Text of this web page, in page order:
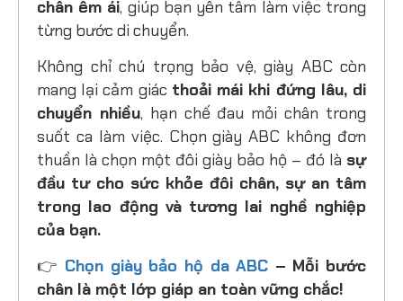
chân êm ái, giúp bạn yên tâm làm việc trong
từng bước di chuyển.
Không chỉ chú trọng bảo vệ, giày ABC còn
mang lại cảm giác thoải mái khi đứng lâu, di
chuyển nhiều, hạn chế đau mỏi chân trong
suốt ca làm việc. Chọn giày ABC không đơn
thuần là chọn một đôi giày bảo hộ – đó là sự
đầu tư cho sức khỏe đôi chân, sự an tâm
trong lao động và tương lai nghề nghiệp
của bạn.
👉 Chọn giày bảo hộ da ABC – Mỗi bước
chân là một lớp giáp an toàn vững chắc!